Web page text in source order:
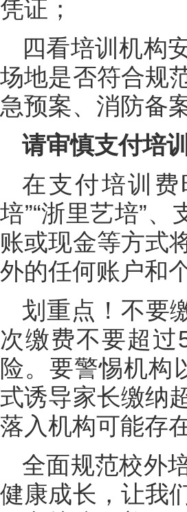
凭证；
四看培训机构
场地是否符合规
急预案、消防备
请审慎支付培
在支付培训费
培”“浙里艺培”
账或现金等方式
外的任何账户和
划重点！不要
次缴费不要超过
险。要警惕机构
式诱导家长缴纳
落入机构可能存
全面规范校外
健康成长，让我